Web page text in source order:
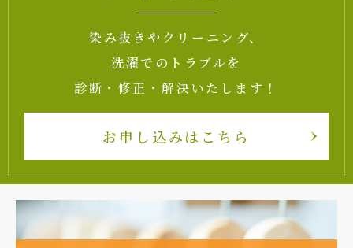
染み抜きやクリーニング、
洗濯でのトラブルを
診断・修正・解決いたします！
お申し込みはこちら